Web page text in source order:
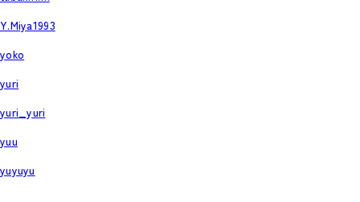
Y.Miya1993
yoko
yuri
yuri_yuri
yuu
yuyuyu